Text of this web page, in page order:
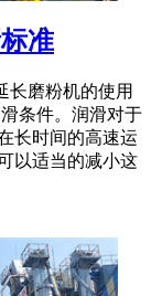
准
长磨粉机的使用
条件。润滑对于
长时间的高速运
以适当的减小这